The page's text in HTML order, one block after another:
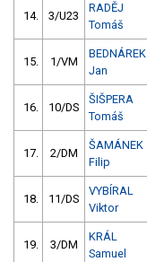
14. 3/U23
RADĚJ
Tomáš
15. 1/VM
BEDNÁREK
Jan
16. 10/DS
ŠIŠPERA
Tomáš
17. 2/DM
ŠAMÁNEK
Filip
18. 11/DS
VYBÍRAL
Viktor
19. 3/DM
KRÁL
Samuel